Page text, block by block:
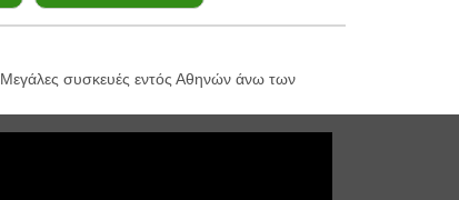
Μεγάλες συσκευές εντός Αθηνών άνω των